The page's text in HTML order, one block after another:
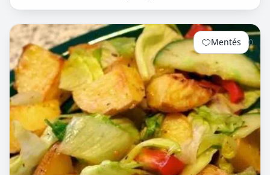
Mentés 0